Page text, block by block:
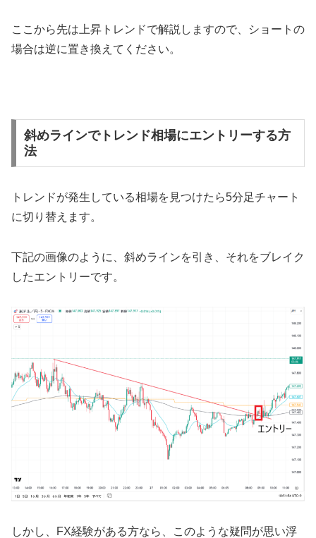
ここから先は上昇トレンドで解説しますので、ショートの
場合は逆に置き換えてください。
斜めラインでトレンド相場にエントリーする方
法
トレンドが発生している相場を見つけたら5分足チャート
に切り替えます。
下記の画像のように、斜めラインを引き、それをブレイク
したエントリーです。
しかし、FX経験がある方なら、このような疑問が思い浮